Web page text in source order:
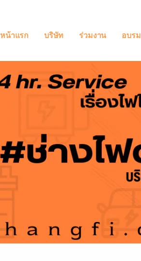
หน้าแรก บริษัท ร่วมงาน อบรม